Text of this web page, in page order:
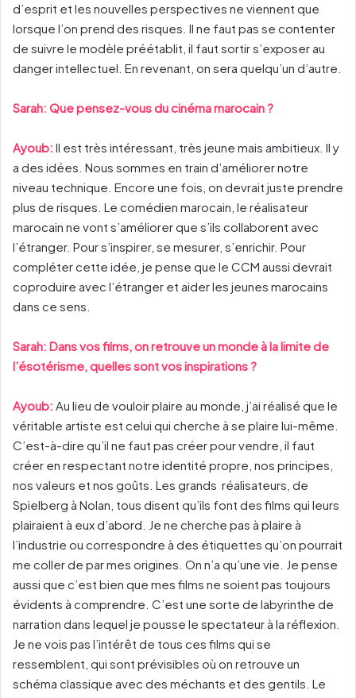
d’esprit et les nouvelles perspectives ne viennent que
lorsque l’on prend des risques. Il ne faut pas se contenter
de suivre le modèle préétablit, il faut sortir s’exposer au
danger intellectuel. En revenant, on sera quelqu’un d’autre.
Sarah: Que pensez-vous du cinéma marocain ?
Ayoub: Il est très intéressant, très jeune mais ambitieux. Il y
a des idées. Nous sommes en train d’améliorer notre
niveau technique. Encore une fois, on devrait juste prendre
plus de risques. Le comédien marocain, le réalisateur
marocain ne vont s’améliorer que s’ils collaborent avec
l’étranger. Pour s’inspirer, se mesurer, s’enrichir. Pour
compléter cette idée, je pense que le CCM aussi devrait
coproduire avec l’étranger et aider les jeunes marocains
dans ce sens.
Sarah: Dans vos films, on retrouve un monde à la limite de
l’ésotérisme, quelles sont vos inspirations ?
Ayoub: Au lieu de vouloir plaire au monde, j’ai réalisé que le
véritable artiste est celui qui cherche à se plaire lui-même.
C’est-à-dire qu’il ne faut pas créer pour vendre, il faut
créer en respectant notre identité propre, nos principes,
nos valeurs et nos goûts. Les grands réalisateurs, de
Spielberg à Nolan, tous disent qu’ils font des films qui leurs
plairaient à eux d’abord. Je ne cherche pas à plaire à
l’industrie ou correspondre à des étiquettes qu’on pourrait
me coller de par mes origines. On n’a qu’une vie. Je pense
aussi que c’est bien que mes films ne soient pas toujours
évidents à comprendre. C’est une sorte de labyrinthe de
narration dans lequel je pousse le spectateur à la réflexion.
Je ne vois pas l’intérêt de tous ces films qui se
ressemblent, qui sont prévisibles où on retrouve un
schéma classique avec des méchants et des gentils. Le